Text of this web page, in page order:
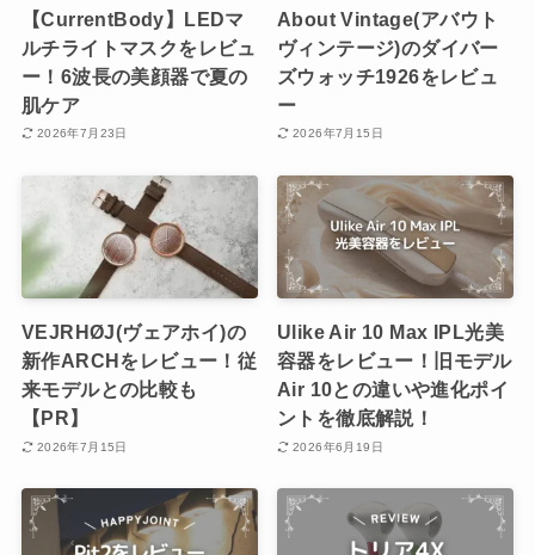
【CurrentBody】LEDマ
ルチライトマスクをレビュ
ー！6波長の美顔器で夏の
肌ケア
2026年7月23日
About Vintage(アバウト
ヴィンテージ)のダイバー
ズウォッチ1926をレビュ
ー
2026年7月15日
VEJRHØJ(ヴェアホイ)の
新作ARCHをレビュー！従
来モデルとの比較も
【PR】
2026年7月15日
Ulike Air 10 Max IPL光美
容器をレビュー！旧モデル
Air 10との違いや進化ポイ
ントを徹底解説！
2026年6月19日